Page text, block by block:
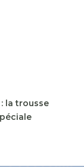
la trousse